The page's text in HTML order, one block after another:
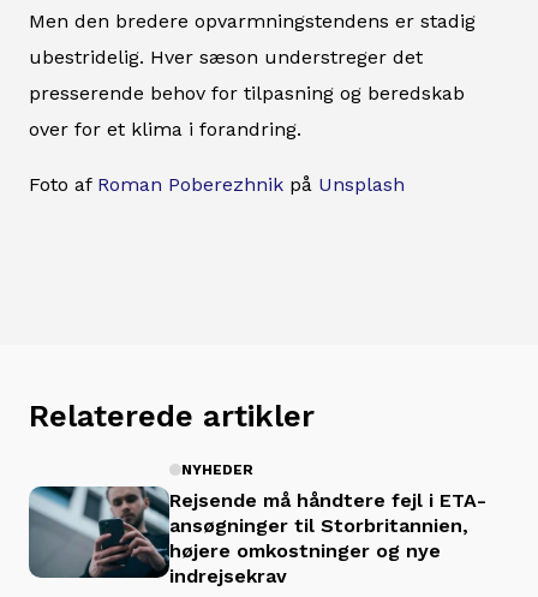
Men den bredere opvarmningstendens er stadig
ubestridelig. Hver sæson understreger det
presserende behov for tilpasning og beredskab
over for et klima i forandring.
Foto af Roman Poberezhnik på Unsplash
Relaterede artikler
NYHEDER
Rejsende må håndtere fejl i ETA-
ansøgninger til Storbritannien,
højere omkostninger og nye
indrejsekrav